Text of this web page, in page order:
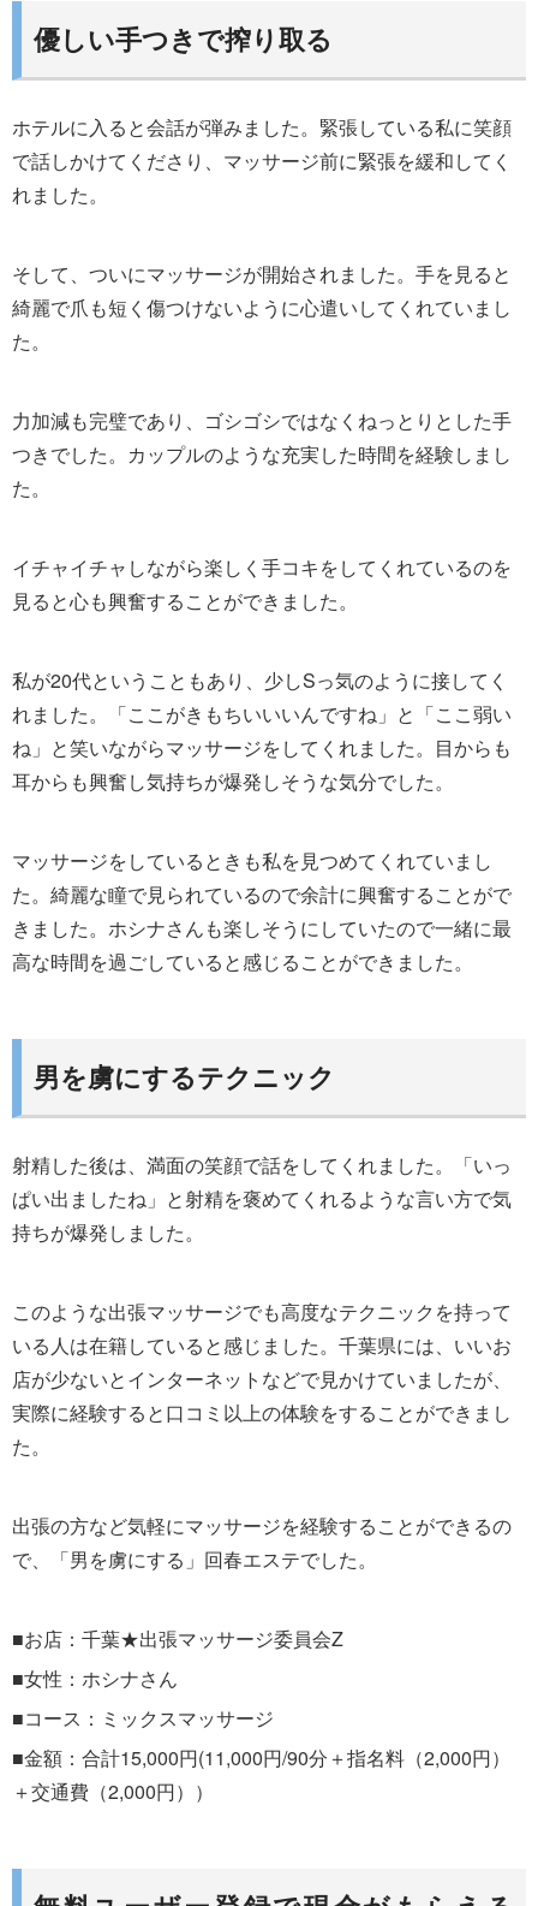
優しい手つきで搾り取る
ホテルに入ると会話が弾みました。緊張している私に笑顔
で話しかけてくださり、マッサージ前に緊張を緩和してく
れました。
そして、ついにマッサージが開始されました。手を見ると
綺麗で爪も短く傷つけないように心遣いしてくれていまし
た。
力加減も完璧であり、ゴシゴシではなくねっとりとした手
つきでした。カップルのような充実した時間を経験しまし
た。
イチャイチャしながら楽しく手コキをしてくれているのを
見ると心も興奮することができました。
私が20代ということもあり、少しSっ気のように接してく
れました。「ここがきもちいいいんですね」と「ここ弱い
ね」と笑いながらマッサージをしてくれました。目からも
耳からも興奮し気持ちが爆発しそうな気分でした。
マッサージをしているときも私を見つめてくれていまし
た。綺麗な瞳で見られているので余計に興奮することがで
きました。ホシナさんも楽しそうにしていたので一緒に最
高な時間を過ごしていると感じることができました。
男を虜にするテクニック
射精した後は、満面の笑顔で話をしてくれました。「いっ
ぱい出ましたね」と射精を褒めてくれるような言い方で気
持ちが爆発しました。
このような出張マッサージでも高度なテクニックを持って
いる人は在籍していると感じました。千葉県には、いいお
店が少ないとインターネットなどで見かけていましたが、
実際に経験すると口コミ以上の体験をすることができまし
た。
出張の方など気軽にマッサージを経験することができるの
で、「男を虜にする」回春エステでした。
■お店： 千葉★出張マッサージ委員会Z
■女性：ホシナさん
■コース：ミックスマッサージ
■金額：合計15,000円(11,000円/90分＋指名料（2,000円）
＋交通費（2,000円））